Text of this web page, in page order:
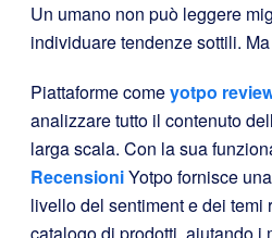
Un umano non può leggere
individuare tendenze sottili. Ma
Piattaforme comeyotpo
analizzare tutto il contenuto
larga scala. Con la sua
RecensioniYotpo fornisce
livello del sentiment e dei temi